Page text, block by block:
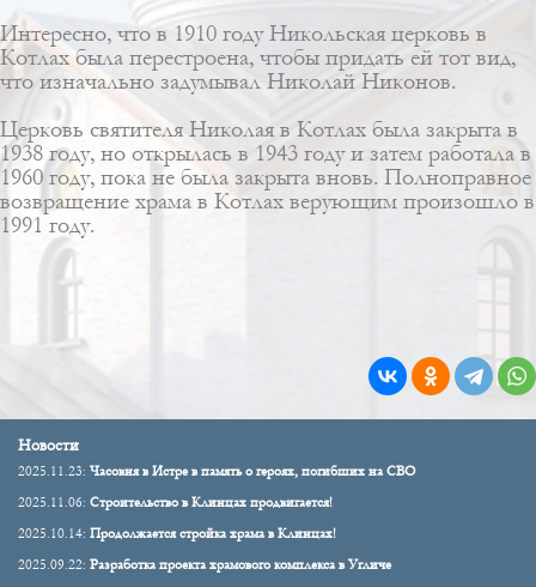
Интересно, что в 1910 году Никольская церковь в
Котлах была перестроена, чтобы придать ей тот вид,
что изначально задумывал Николай Никонов.
Церковь святителя Николая в Котлах была закрыта в
1938 году, но открылась в 1943 году и затем работала в
1960 году, пока не была закрыта вновь. Полноправное
возвращение храма в Котлах верующим произошло в
1991 году.
Новости
2025.11.23: Часовня в Истре в память о героях, погибших на СВО
2025.11.06: Строительство в Клинцах продвигается!
2025.10.14: Продолжается стройка храма в Клинцах!
2025.09.22: Разработка проекта храмового комплекса в Угличе